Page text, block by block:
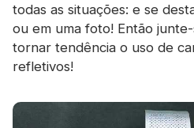
todas as situações: e se
ou em uma foto! Então
tornar tendência o uso de
refletivos!